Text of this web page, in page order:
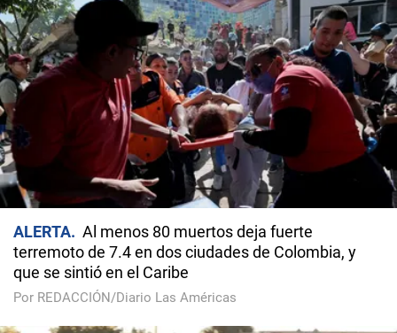
ALERTA
Al menos 80 muertos deja fuerte
terremoto de 7.4 en dos ciudades de Colombia, y
que se sintió en el Caribe
Por REDACCIÓN/Diario Las Américas